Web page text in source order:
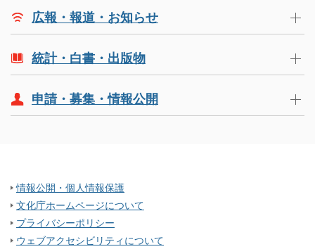
広報・報道・お知らせ
統計・白書・出版物
申請・募集・情報公開
情報公開・個人情報保護
文化庁ホームページについて
プライバシーポリシー
ウェブアクセシビリティについて